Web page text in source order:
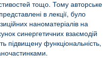
тощо. Тому авторське
в лекції, було
наноматеріалів на
синергетичних взаємодій
підвищену функціональність,